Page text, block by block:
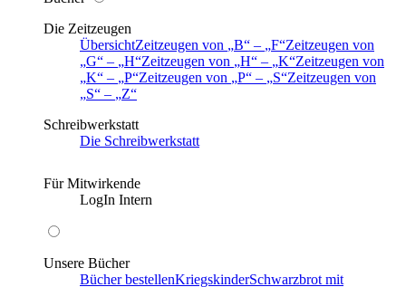
Die Zeitzeugen
ÜbersichtZeitzeugen von B – F Zeitzeugen von
G
– H Zeitzeugen von H – K Zeitzeugen von
K
– P Zeitzeugen von P – S Zeitzeugen von
S
–
Z
Schreibwerkstatt
Die Schreibwerkstatt
Für Mitwirkende
LogIn Intern
Unsere Bücher
Bücher bestellenKriegskinderSchwarzbrot mit